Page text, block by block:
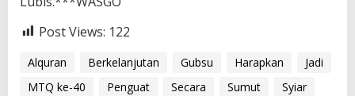
Post Views: 122
Alquran Berkelanjutan Gubsu Harapkan
Jadi
MTQ ke-40
Penguat Secara Sumut Syiar